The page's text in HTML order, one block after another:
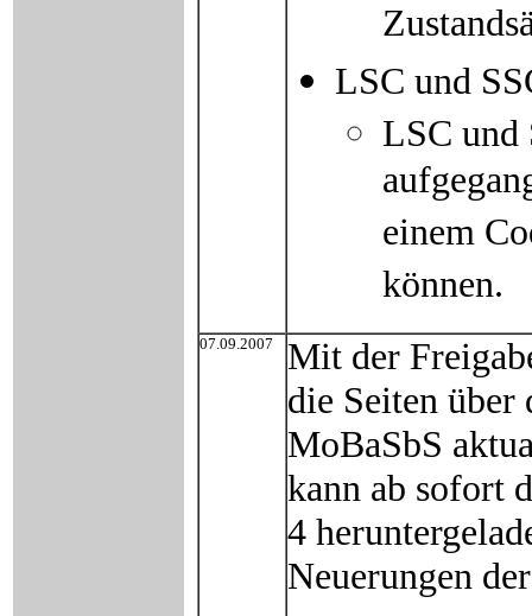
LSC und
LSC und
einem
können.
07.09.2007
Mit der
die Seiten über
MoBaSbS
kann ab sofort
4
Neuerungen